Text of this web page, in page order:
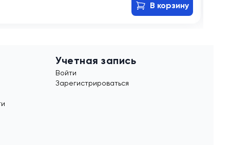
В корзину
Учетная запись
Войти
Зарегистрироваться